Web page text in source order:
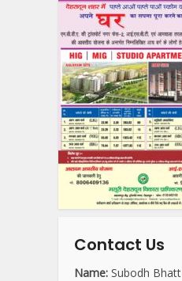
Contact Us
Name: Subodh Bhatt